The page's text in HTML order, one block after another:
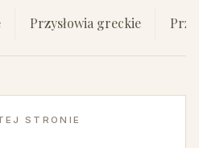
Przysłowia greckie
STRONIE